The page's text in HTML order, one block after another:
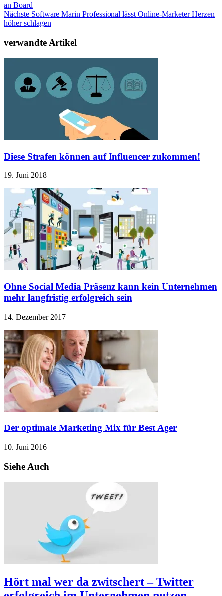
an Board
Nächste Software Marin Professional lässt Online-Marketer Herzen
höher schlagen
verwandte Artikel
Diese Strafen können auf Influencer zukommen!
19. Juni 2018
Ohne Social Media Präsenz kann kein Unternehmen
mehr langfristig erfolgreich sein
14. Dezember 2017
Der optimale Marketing Mix für Best Ager
10. Juni 2016
Siehe Auch
Hört mal wer da zwitschert – Twitter